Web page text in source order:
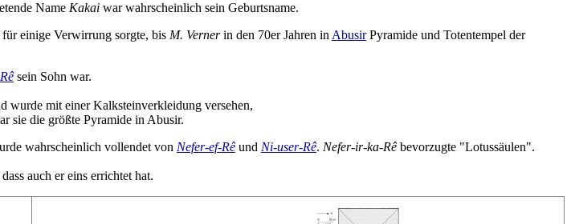
Name Kakai war wahrscheinlich sein Geburtsname.
einige Verwirrung sorgte, bis M. Vernerin den 70er Jahren in AbusirPyramide und Totentempel der
sein Sohn war.
wurde mit einer Kalksteinverkleidung versehen,
sie die größte Pyramide in Abusir.
wahrscheinlich vollendet von Nefer-ef-Rê und Ni-user-Rê. Nefer-ir-ka-Rê bevorzugte "Lotussäulen".
auch er eins errichtet hat.